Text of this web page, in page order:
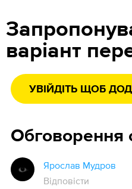
варіант
УВІЙДІТЬ ЩОБ
Обговорення
Ярослав Мудров
Відповісти